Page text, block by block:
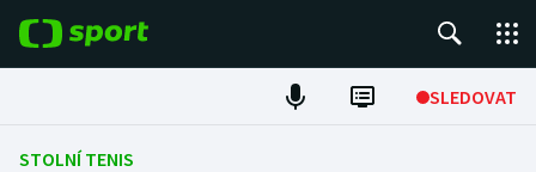
SLEDOVAT
Fotbal
STOLNÍ TENIS